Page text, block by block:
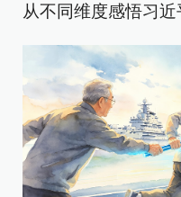
从不同维度感悟习近